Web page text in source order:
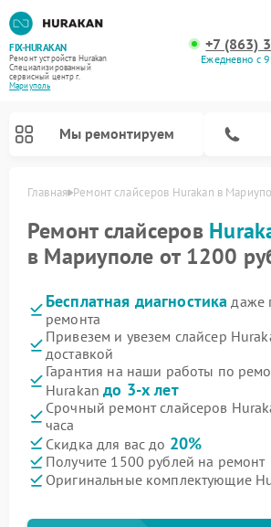
FIX-HURAKAN
Ремонт устройств Hurakan
Специализированный
cервисный центр г.
Мариуполь
+7 (863)
Ежедневно с
Мы ремонтируем
Главная Ремонт слайсеров Hurakan в
Ремонт слайсеров
в Мариуполе от 1200
Бесплатная диагностика даже
ремонта
Привезем и увезем слайсер
доставкой
Гарантия на наши работы по
Hurakanдо 3-х лет
Срочный ремонт слайсеров
часа
Скидка для вас до 20%
Получите 1500 рублей на ремонт
Оригинальные комплектующие